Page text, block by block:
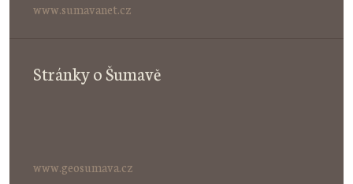
www.sumavanet.cz
Stránky o Šumavě
www.geosumava.cz